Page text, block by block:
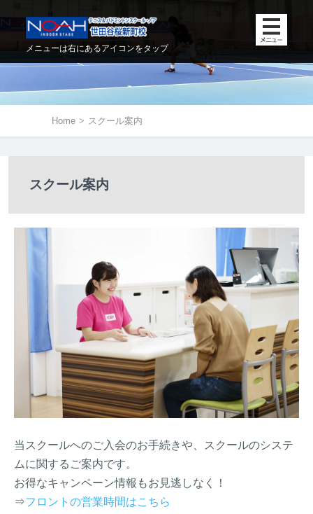
メニューは右にあるアイコンをタップ
Home > スクール案内
スクール案内
当スクールへのご入会のお手続きや、スクールのシステ
ムに関するご案内です。
お得なキャンペーン情報もお見逃しなく！
⇒フロントの営業時間はこちら